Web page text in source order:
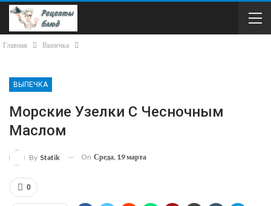
Главная Выпечка
ВЫПЕЧКА
Морские Узелки С Чесночным
Маслом
By Statik On Среда, 19 марта
0